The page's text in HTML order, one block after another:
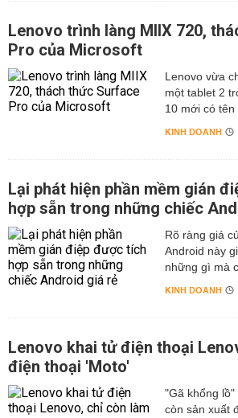
Lenovo trình làng MIIX 720,
Pro của Microsoft
Lenovo vừa
một tablet 2
10 mới có tên
KINH DOANH
Lại phát hiện phần mềm gián
hợp sẵn trong những chiếc
Rõ ràng giá
Android này
những gì mà
KINH DOANH
Lenovo khai tử điện thoại
điện thoại 'Moto'
"Gã khổng lồ"
còn sản xuất